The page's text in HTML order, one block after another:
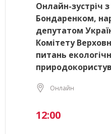
Онлайн-зустріч
Бондаренком,
депутатом
Комітету
питань
Онлайн
12:00